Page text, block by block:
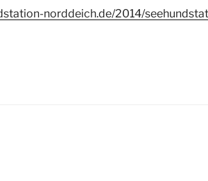
norddeich.de/2014/